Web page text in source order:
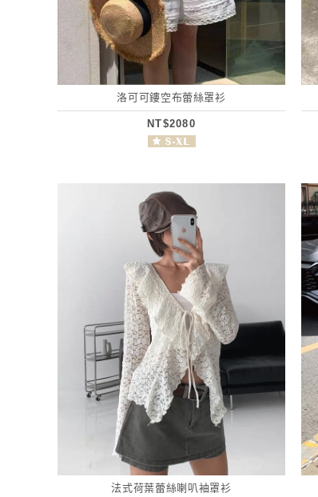
洛可可鏤空布蕾絲罩衫
NT$2080
法式荷葉蕾絲喇叭袖罩衫